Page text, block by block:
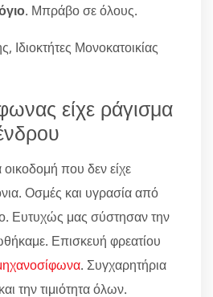
. Μπράβο σε όλους.
Ιδιοκτήτες Μονοκατοικίας
είχε ράγισμα
που δεν είχε
Οσμές και υγρασία από
Ευτυχώς μας σύστησαν την
Επισκευή φρεατίου
. Συγχαρητήρια
την τιμιότητα όλων.